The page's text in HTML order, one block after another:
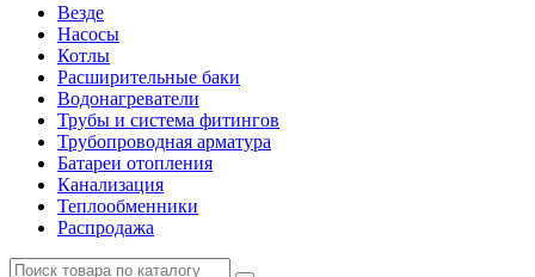
Везде
Насосы
Котлы
Расширительные баки
Водонагреватели
Трубы и система фитингов
Трубопроводная арматура
Батареи отопления
Канализация
Теплообменники
Распродажа